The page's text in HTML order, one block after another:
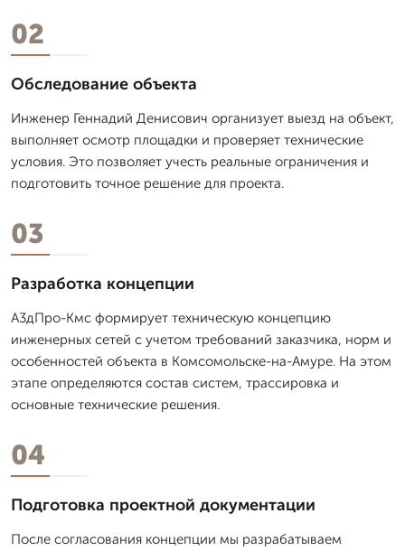
02
Обследование объекта
Инженер Геннадий Денисович организует выезд на объект,
выполняет осмотр площадки и проверяет технические
условия. Это позволяет учесть реальные ограничения и
подготовить точное решение для проекта.
03
Разработка концепции
А3дПро-Кмс формирует техническую концепцию
инженерных сетей с учетом требований заказчика, норм и
особенностей объекта в Комсомольске-на-Амуре. На этом
этапе определяются состав систем, трассировка и
основные технические решения.
04
Подготовка проектной документации
После согласования концепции мы разрабатываем